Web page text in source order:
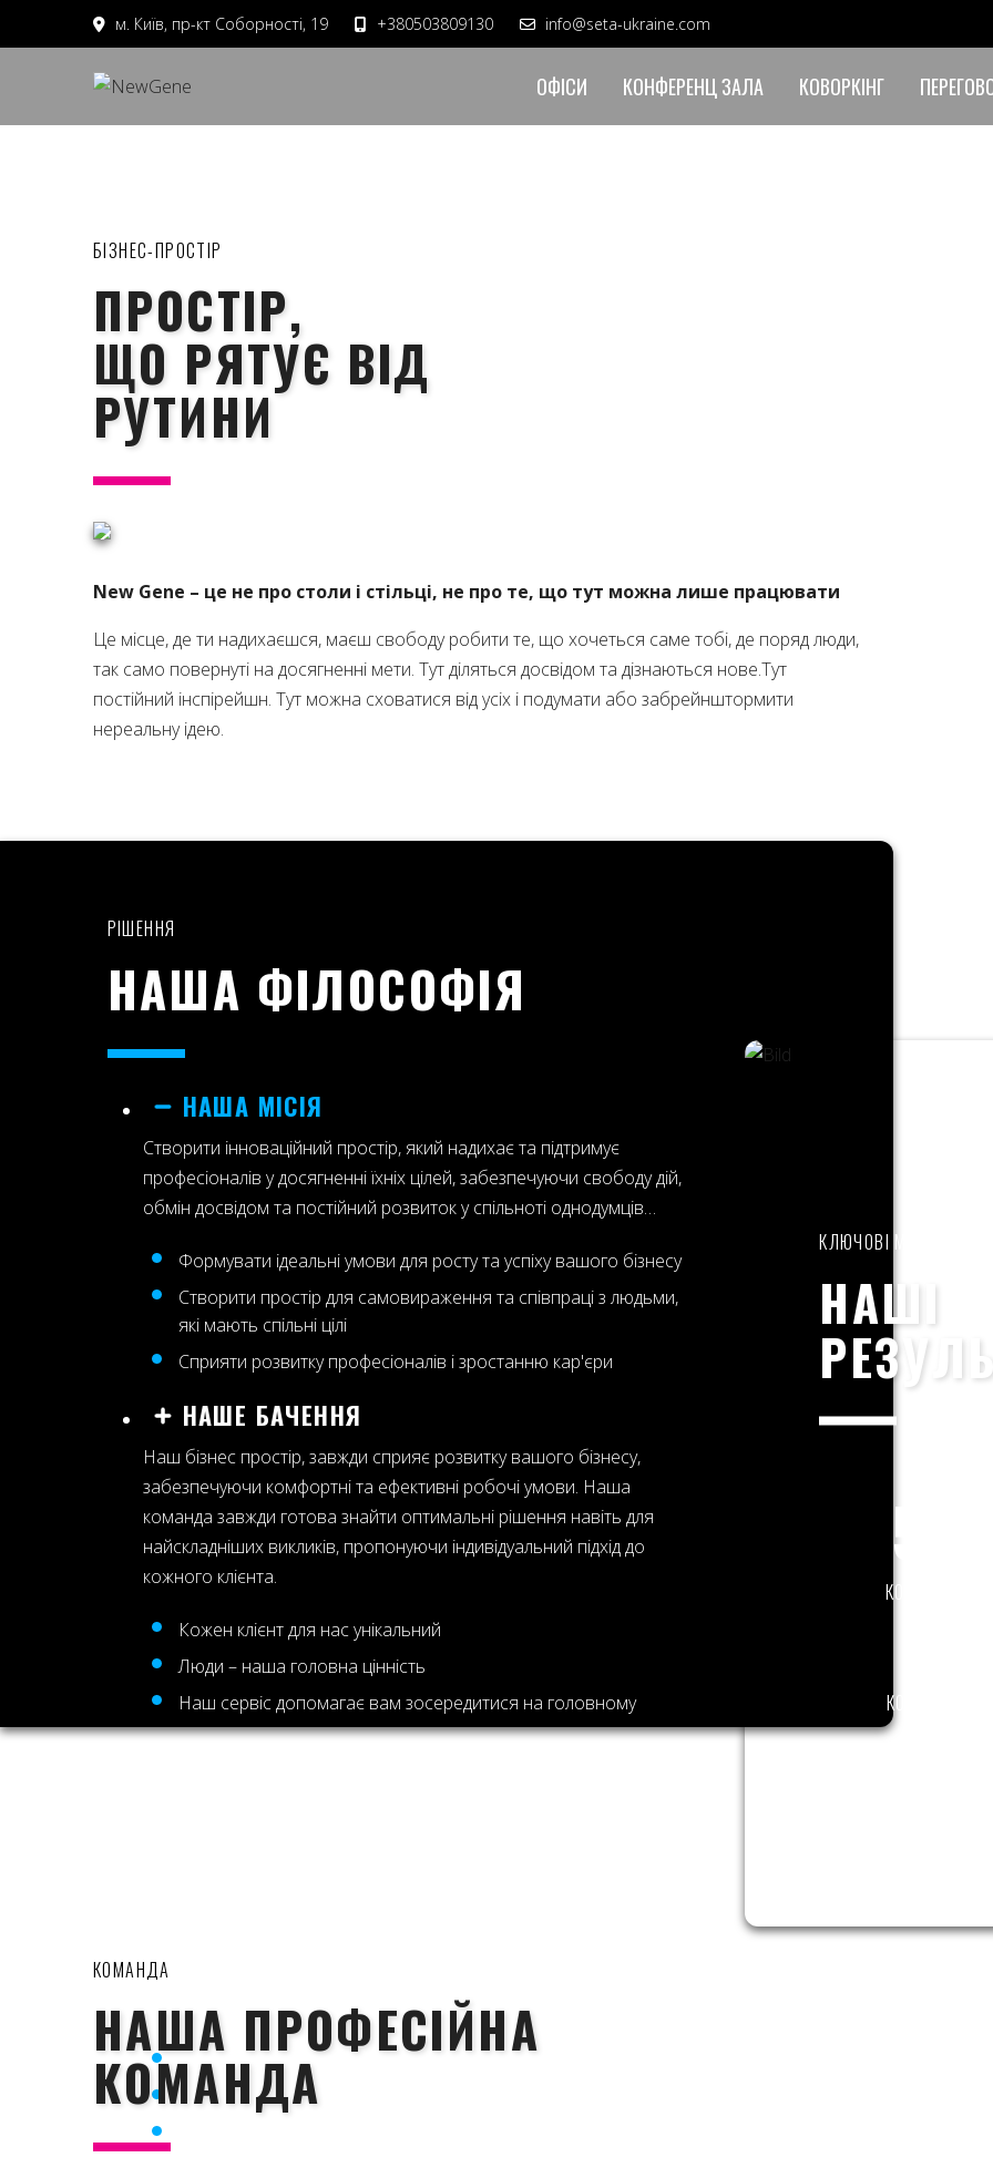
м. Київ, пр-кт Соборності, 19 +380503809130 info@seta-ukraine.com
ОФІСИ КОНФЕРЕНЦ ЗАЛА КОВОРКІНГ
БІЗНЕС-ПРОСТІР
ПРОСТІР,
ЩО РЯТУЄ ВІД
РУТИНИ
New Gene – це не про столи і стільці, не про те, що тут можна лише працювати
Це місце, де ти надихаєшся, маєш свободу робити те, що хочеться саме тобі, де поряд люди,
так само повернуті на досягненні мети. Тут діляться досвідом та дізнаються нове.Тут
постійний інспірейшн. Тут можна сховатися від усіх і подумати або забрейнштормити
нереальну ідею.
РІШЕННЯ
НАША ФІЛОСОФІЯ
НАША МІСІЯ
Створити інноваційний простір, який надихає та підтримує
професіоналів у досягненні їхніх цілей, забезпечуючи свободу дій,
обмін досвідом та постійний розвиток у спільноті однодумців…
Формувати ідеальні умови для росту та успіху вашого бізнесу
Створити простір для самовираження та співпраці з людьми,
які мають спільні цілі
Сприяти розвитку професіоналів і зростанню кар'єри
НАШЕ БАЧЕННЯ
Наш бізнес простір, завжди сприяє розвитку вашого бізнесу,
забезпечуючи комфортні та ефективні робочі умови. Наша
команда завжди готова знайти оптимальні рішення навіть для
найскладніших викликів, пропонуючи індивідуальний підхід до
кожного клієнта.
Кожен клієнт для нас унікальний
Люди – наша головна цінність
Наш сервіс допомагає вам зосередитися на головному
на запити клієнтів і забезпечуємо ефективні рішення для будь-
яких бізнес-завдань.
Клієнтоорієнтованість
Якість та надійність
КЛЮЧОВІ МОМЕНТИ
НАШІ
74
КОМПАНІЙ
КОМАНДА
КОМАНДА
НАША ПРОФЕСІЙНА
КОМАНДА